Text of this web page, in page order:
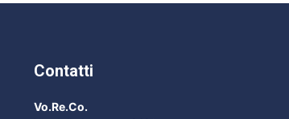
Contatti
Vo.Re.Co.